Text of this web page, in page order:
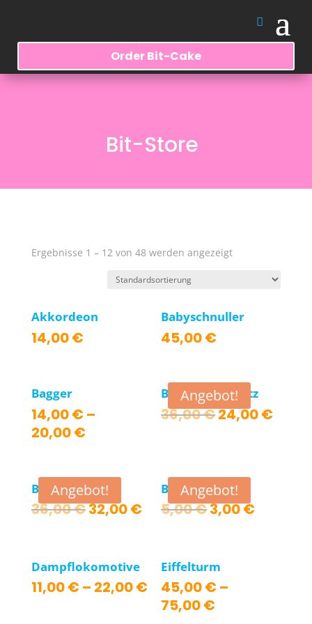
Order Bit-Cake
Bit-Store
Ergebnisse 1 – 12 von 48 werden angezeigt
Akkordeon
14,00€
Babyschnuller
45,00€
Bagger
14,00€–
20,00€
Angebot!
Bit-Bär mit Hertz
36,00€24,00€
Angebot!
Bit-Bunny
36,00€Ursprünglicher
36,00 €
32,00€Aktueller
32,00 €.
Angebot!
Buchstaben
5,00€
5,00 €
3,00€
Dampflokomotive
11,00€– 22,00€
Eiffelturm
45,00€–
75,00€